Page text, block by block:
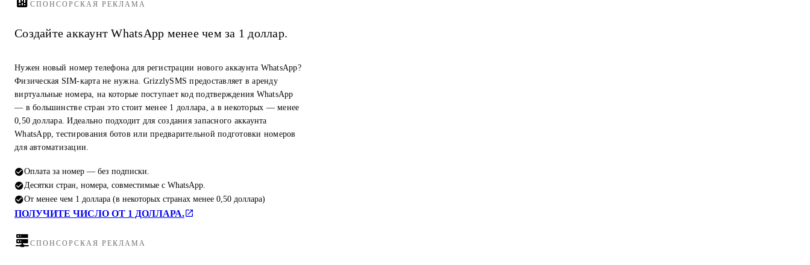
СПОНСОРСКАЯ РЕКЛАМА
Создайте аккаунт WhatsApp менее чем за 1 доллар.
Нужен новый номер телефона для регистрации нового аккаунта WhatsApp?
Физическая SIM-карта не нужна. GrizzlySMS предоставляет в аренду
виртуальные номера, на которые поступает код подтверждения WhatsApp
— в большинстве стран это стоит менее 1 доллара, а в некоторых — менее
0,50 доллара. Идеально подходит для создания запасного аккаунта
WhatsApp, тестирования ботов или предварительной подготовки номеров
для автоматизации.
Оплата за номер — без подписки.
Десятки стран, номера, совместимые с WhatsApp.
От менее чем 1 доллара (в некоторых странах менее 0,50 доллара)
ПОЛУЧИТЕ ЧИСЛО ОТ 1 ДОЛЛАРА.
СПОНСОРСКАЯ РЕКЛАМА